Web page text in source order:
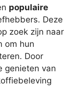
populaire
Deze
zoek zijn naar
om hun
Door
genieten van